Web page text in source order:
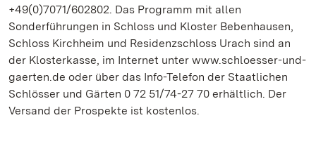
+49(0)7071/602802. Das Programm mit allen
Sonderführungen in Schloss und Kloster Bebenhausen,
Schloss Kirchheim und Residenzschloss Urach sind an
der Klosterkasse, im Internet unter www.schloesser-und-
gaerten.de oder über das Info-Telefon der Staatlichen
Schlösser und Gärten 0 72 51/74-27 70 erhältlich. Der
Versand der Prospekte ist kostenlos.